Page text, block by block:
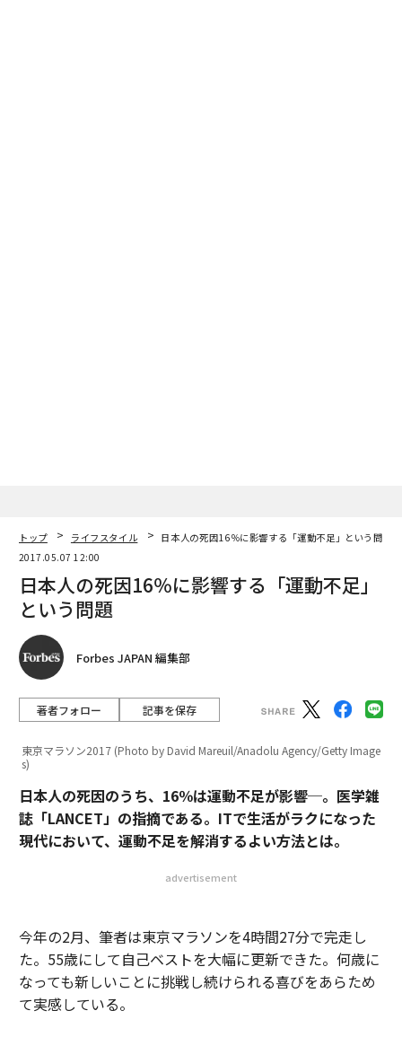
トップ ライフスタイル
日本人の死因16％に影響する「運動不足」という問題
2017.05.07 12:00
日本人の死因16％に影響する「運動不足」
という問題
Forbes JAPAN 編集部
著者フォロー 記事を保存
東京マラソン2017 (Photo by David Mareuil/Anadolu Agency/Getty Image
s)
日本人の死因のうち、16％は運動不足が影響─。医学雑
誌「LANCET」の指摘である。ITで生活がラクになった
現代において、運動不足を解消するよい方法とは。
advertisement
今年の2月、筆者は東京マラソンを4時間27分で完走し
た。55歳にして自己ベストを大幅に更新できた。何歳に
なっても新しいことに挑戦し続けられる喜びをあらため
て実感している。